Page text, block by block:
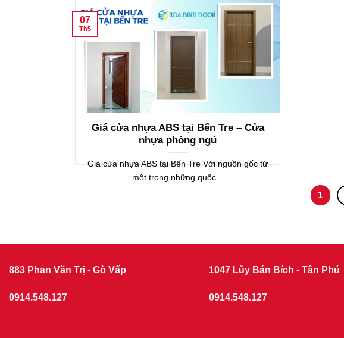
Giá cửa nhựa ABS tại Bến Tre – Cửa
nhựa phòng ngủ
Giá cửa nhựa ABS tại Bến Tre Với nguồn gốc từ
một trong những quốc...
07
Th5
1
883 Phan Văn Trị - Gò Vấp
0914.548.127
1047 Lũy Bán Bích - Tân Phú
0914.548.127